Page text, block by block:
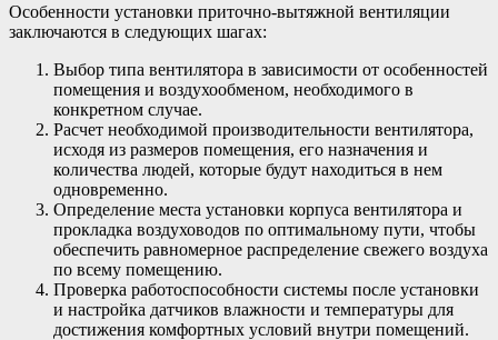
Особенности установки приточно-вытяжной вентиляции
заключаются в следующих шагах:
Выбор типа вентилятора в зависимости от особенностей
помещения и воздухообменом, необходимого в
конкретном случае.
Расчет необходимой производительности вентилятора,
исходя из размеров помещения, его назначения и
количества людей, которые будут находиться в нем
одновременно.
Определение места установки корпуса вентилятора и
прокладка воздуховодов по оптимальному пути, чтобы
обеспечить равномерное распределение свежего воздуха
по всему помещению.
Проверка работоспособности системы после установки
и настройка датчиков влажности и температуры для
достижения комфортных условий внутри помещений.